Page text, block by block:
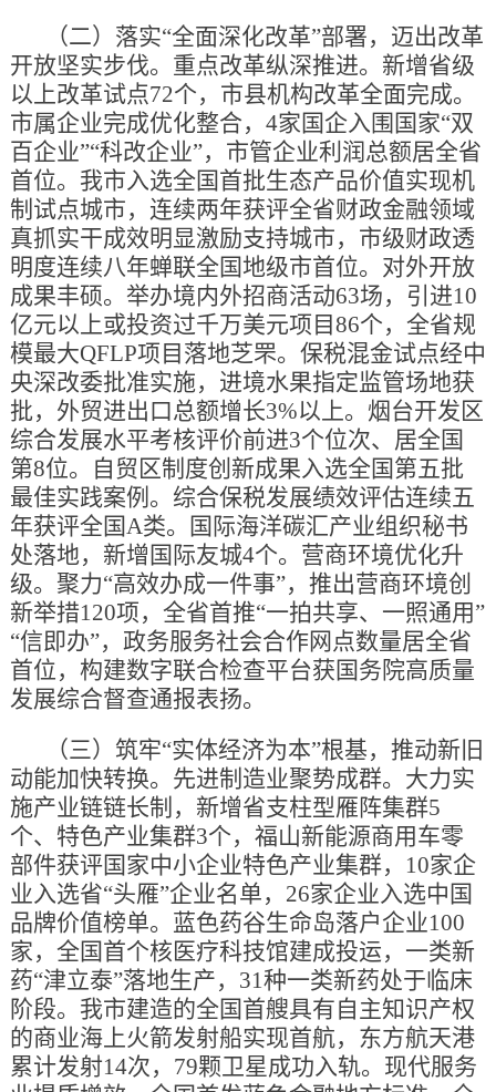
（二）落实“全面深化改革”部署，迈出改革
开放坚实步伐。重点改革纵深推进。新增省级
以上改革试点72个，市县机构改革全面完成。
市属企业完成优化整合，4家国企入围国家“双
百企业”“科改企业”，市管企业利润总额居全省
首位。我市入选全国首批生态产品价值实现机
制试点城市，连续两年获评全省财政金融领域
真抓实干成效明显激励支持城市，市级财政透
明度连续八年蝉联全国地级市首位。对外开放
成果丰硕。举办境内外招商活动63场，引进10
亿元以上或投资过千万美元项目86个，全省规
模最大QFLP项目落地芝罘。保税混金试点经中
央深改委批准实施，进境水果指定监管场地获
批，外贸进出口总额增长3%以上。烟台开发区
综合发展水平考核评价前进3个位次、居全国
第8位。自贸区制度创新成果入选全国第五批
最佳实践案例。综合保税发展绩效评估连续五
年获评全国A类。国际海洋碳汇产业组织秘书
处落地，新增国际友城4个。营商环境优化升
级。聚力“高效办成一件事”，推出营商环境创
新举措120项，全省首推“一拍共享、一照通用”
“信即办”，政务服务社会合作网点数量居全省
首位，构建数字联合检查平台获国务院高质量
发展综合督查通报表扬。
（三）筑牢“实体经济为本”根基，推动新旧
动能加快转换。先进制造业聚势成群。大力实
施产业链链长制，新增省支柱型雁阵集群5
个、特色产业集群3个，福山新能源商用车零
部件获评国家中小企业特色产业集群，10家企
业入选省“头雁”企业名单，26家企业入选中国
品牌价值榜单。蓝色药谷生命岛落户企业100
家，全国首个核医疗科技馆建成投运，一类新
药“津立泰”落地生产，31种一类新药处于临床
阶段。我市建造的全国首艘具有自主知识产权
的商业海上火箭发射船实现首航，东方航天港
累计发射14次，79颗卫星成功入轨。现代服务